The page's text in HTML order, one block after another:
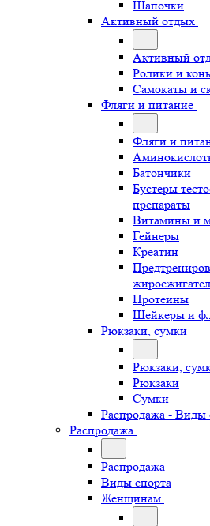
Шапочки
Активный отдых
Активный
Ролики и
Самокаты и
Фляги и питание
Фляги и
Батончики
Бустеры
препараты
Витамины и
Гейнеры
Креатин
Протеины
Шейкеры и
Рюкзаки, сумки
Рюкзаки,
Рюкзаки
Сумки
Распродажа - Виды
Распродажа
Распродажа
Виды спорта
Женщинам